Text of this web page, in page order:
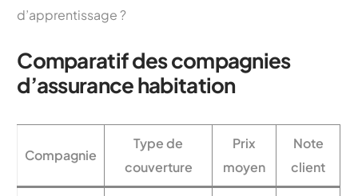
d’apprentissage ?
Comparatif des compagnies
d’assurance habitation
Compagnie
Type de
couverture
Prix
moyen
Note
client